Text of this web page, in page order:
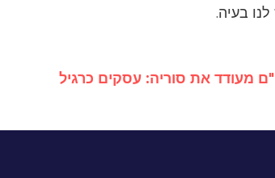
בעיה.
מעודד את סוריה: עסקים כרגיל